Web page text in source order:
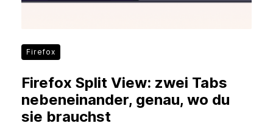
Firefox
Firefox Split View: zwei Tabs
nebeneinander, genau, wo du
sie brauchst